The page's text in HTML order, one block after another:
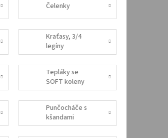
Čelenky
Kraťasy, 3/4
legíny
Tepláky se
SOFT koleny
Punčocháče s
kšandami